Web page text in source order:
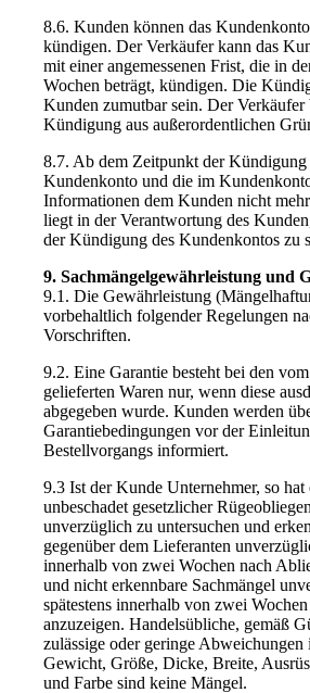
8.6. Kunden können das
kündigen. Der Verkäufer kann das
mit einer angemessenen Frist, die in
Wochen beträgt, kündigen. Die
Kunden zumutbar sein. Der Verkäufer
Kündigung aus außerordentlichen
8.7. Ab dem Zeitpunkt der Kündigung
Kundenkonto und die im
Informationen dem Kunden nicht
liegt in der Verantwortung des
der Kündigung des Kundenkontos zu
9. Sachmängelgewährleistung und
9.1. Die Gewährleistung
vorbehaltlich folgender Regelungen
Vorschriften.
9.2. Eine Garantie besteht bei den
gelieferten Waren nur, wenn diese
abgegeben wurde. Kunden werden
Garantiebedingungen vor der
Bestellvorgangs informiert.
9.3 Ist der Kunde Unternehmer, so hat
unbeschadet gesetzlicher
unverzüglich zu untersuchen und
gegenüber dem Lieferanten
innerhalb von zwei Wochen nach
und nicht erkennbare Sachmängel
spätestens innerhalb von zwei
anzuzeigen. Handelsübliche, gemäß
zulässige oder geringe Abweichungen
Gewicht, Größe, Dicke, Breite,
und Farbe sind keine Mängel.